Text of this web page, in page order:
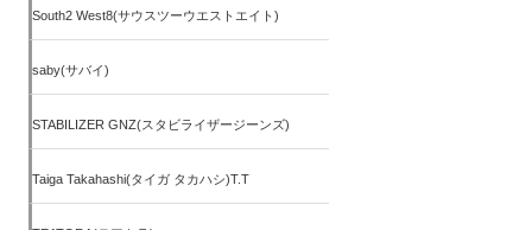
South2 West8(サウスツーウエストエイト)
saby(サバイ)
STABILIZER GNZ(スタビライザージーンズ)
Taiga Takahashi(タイガ タカハシ)T.T